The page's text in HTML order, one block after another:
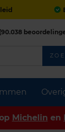
(90.038
Michelin en